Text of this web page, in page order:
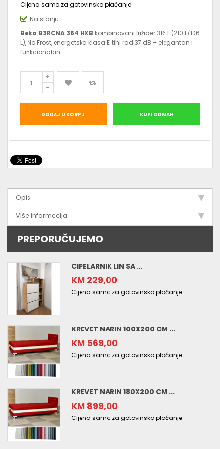
Cijena samo za gotovinsko plaćanje
Na stanju
Beko B3RCNA 364 HXB kombinovani frižider 316 L (210 L/106
L), No Frost, energetska klasa E, tihi rad 37 dB – elegantan i
funkcionalan.
DODAJ U KORPU KUPI ODMAH
Opis
Više informacija
PREPORUČUJEMO
CIPELARNIK LIN SA ...
KM 229,00
Cijena samo za gotovinsko plaćanje
KREVET NARIN 100X200 CM ...
KM 569,00
Cijena samo za gotovinsko plaćanje
KREVET NARIN 180X200 CM ...
KM 899,00
Cijena samo za gotovinsko plaćanje